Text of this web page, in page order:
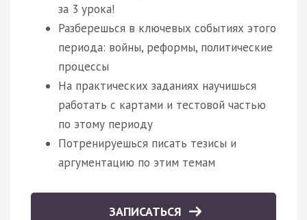
за 3 урока!
Разберешься в ключевых событиях этого
периода: войны, реформы, политические
процессы
На практических заданиях научишься
работать с картами и тестовой частью
по этому периоду
Потренируешься писать тезисы и
аргументацию по этим темам
ЗАПИСАТЬСЯ